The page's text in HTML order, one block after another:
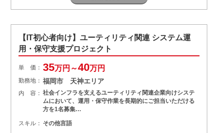
【IT初心者向け】ユーティリティ関連 システム運
用・保守支援プロジェクト
単 価： 35万円～40万円
勤務地： 福岡市 天神エリア
内 容： 社会インフラを支えるユーティリティ関連企業向けシステ
ムにおいて、運用・保守作業を長期的にご担当いただける
方を1名募集…
スキル： その他言語